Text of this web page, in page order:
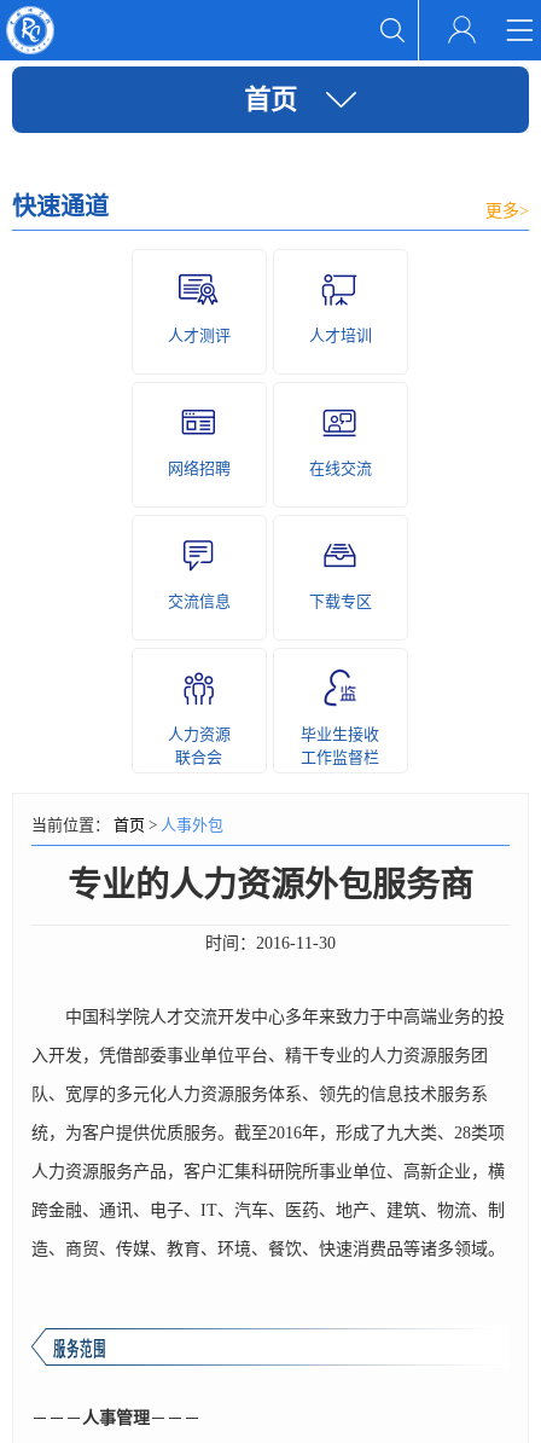
首页
快速通道 更多>
人才测评 人才培训
网络招聘 在线交流
交流信息 下载专区
人力资源
联合会
毕业生接收
工作监督栏
当前位置： 首页 > 人事外包
专业的人力资源外包服务商
时间： 2016-11-30
中国科学院人才交流开发中心多年来致力于中高端业务的投
入开发，凭借部委事业单位平台、精干专业的人力资源服务团
队、宽厚的多元化人力资源服务体系、领先的信息技术服务系
统，为客户提供优质服务。截至2016年，形成了九大类、28类项
人力资源服务产品，客户汇集科研院所事业单位、高新企业，横
跨金融、通讯、电子、IT、汽车、医药、地产、建筑、物流、制
造、商贸、传媒、教育、环境、餐饮、快速消费品等诸多领域。
－－－人事管理－－－